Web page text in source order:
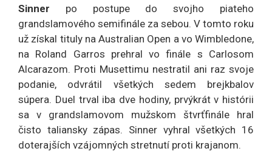
Sinner po postupe do svojho piateho
grandslamového semifinále za sebou. V tomto roku
už získal tituly na Australian Open a vo Wimbledone,
na Roland Garros prehral vo finále s Carlosom
Alcarazom. Proti Musettimu nestratil ani raz svoje
podanie, odvrátil všetkých sedem brejkbalov
súpera. Duel trval iba dve hodiny, prvýkrát v histórii
sa v grandslamovom mužskom štvrťfinále hral
čisto taliansky zápas. Sinner vyhral všetkých 16
doterajších vzájomných stretnutí proti krajanom.